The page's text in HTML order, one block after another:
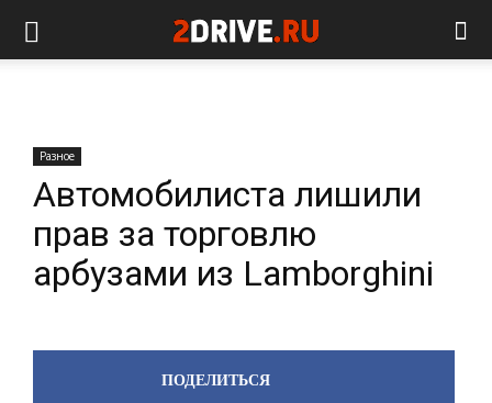
Разное
Автомобилиста лишили
прав за торговлю
арбузами из Lamborghini
ПОДЕЛИТЬСЯ